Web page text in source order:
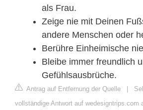
als Frau.
Zeige nie mit Deinen
andere Menschen oder
Berühre Einheimische
Bleibe immer freundlich
Gefühlsausbrüche.
Antrag auf Entfernung der Quelle |
vollständige Antwort auf wedesigntrips.com